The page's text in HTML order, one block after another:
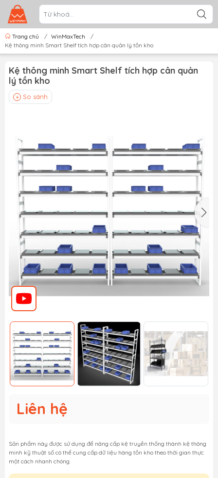
Trang chủ / WinMaxTech
/
Kệ thông minh Smart Shelf tích hợp cân quản lý tồn kho
Kệ thông minh Smart Shelf tích hợp cân quản
lý tồn kho
So sánh
Liên hệ
Sản phẩm này được sử dụng để nâng cấp kệ truyền thống thành kệ thông
minh kỹ thuật số có thể cung cấp dữ liệu hàng tồn kho theo thời gian thực
một cách nhanh chóng.